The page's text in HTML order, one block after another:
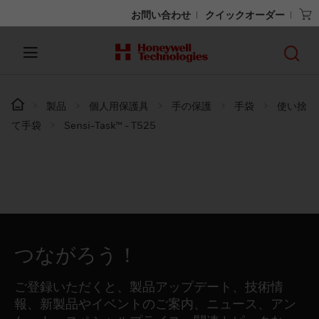
お問い合わせ クイックオーダー
製品 個人用保護具 手の保護 手袋
使い捨
て手袋
Sensi-Task™ - T525
つながろう！
ご登録いただくと、製品アップデート、技術情
報、新製品やイベントのご案内、ニュース、アン